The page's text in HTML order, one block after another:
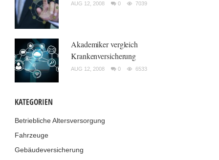
AUG 12, 2008 0 7039
Akademiker vergleich
Krankenversicherung
AUG 12, 2008 0 6533
KATEGORIEN
Betriebliche Altersversorgung
Fahrzeuge
Gebäudeversicherung